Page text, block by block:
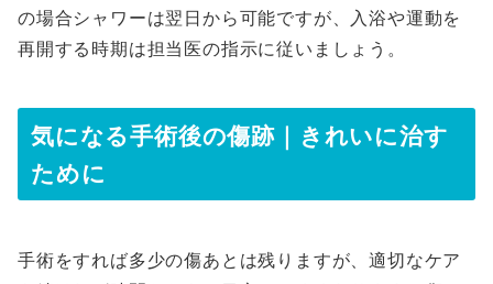
の場合シャワーは翌日から可能ですが、入浴や運動を
再開する時期は担当医の指示に従いましょう。
気になる手術後の傷跡｜きれいに治す
ために
手術をすれば多少の傷あとは残りますが、適切なケア